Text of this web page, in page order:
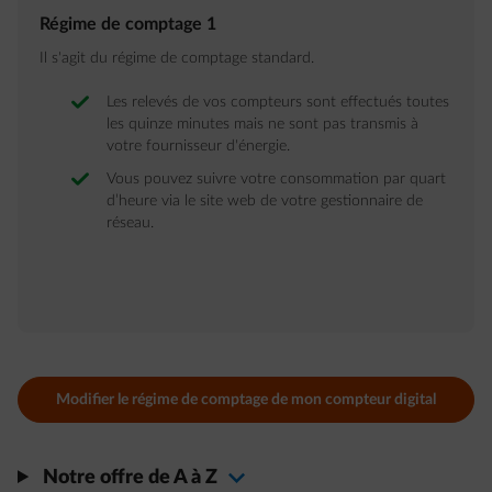
Régime de comptage 1
Il s'agit du régime de comptage standard.
Les relevés de vos compteurs sont effectués toutes
les quinze minutes mais ne sont pas transmis à
votre fournisseur d'énergie.
Vous pouvez suivre votre consommation par quart
d’heure via le site web de votre gestionnaire de
réseau.
Modifier le régime de comptage de mon compteur digital
Notre offre de A à Z